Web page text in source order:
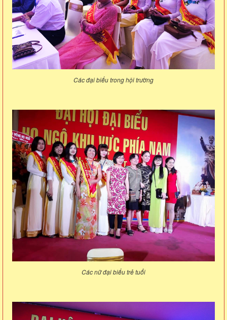
Các đại biểu trong hội trường
Các nữ đại biểu trẻ tuổi